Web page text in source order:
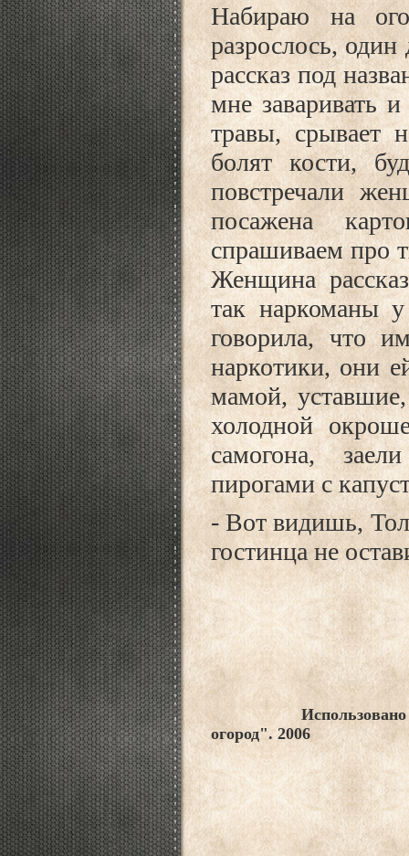
Набираю на
разрослось,
рассказ под
мне заваривать
травы, срывает
болят кости,
повстречали
посажена
спрашиваем про
Женщина
так наркоманы
говорила, что
наркотики, они
мамой,
холодной
самогона,
пирогами с
- Вот видишь,
гостинца не
Использовано
огород". 2006